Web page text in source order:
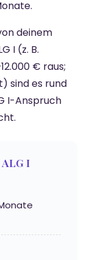
deinem
I (z. B.
€ raus;
sind es rund
I-Anspruch
I